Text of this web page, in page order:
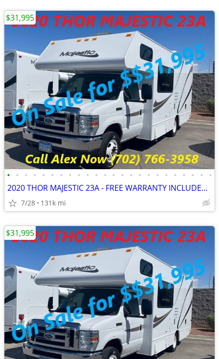
• • • • • • • • • • • • • • • • • • • • • • • •
2020 THOR MAJESTIC 23A - FREE WARRANTY INCLUDED!! WE FINANCE-CALL NOW
7/28 131k mi
$31,995
$31,995